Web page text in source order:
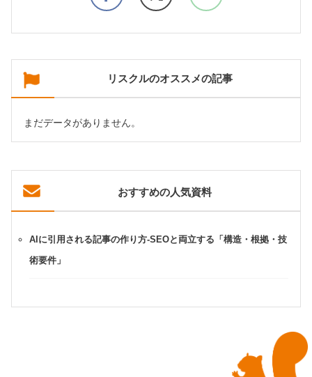
リスクルのオススメの記事
まだデータがありません。
おすすめの人気資料
AIに引用される記事の作り方-SEOと両立する「構造・根拠・技
術要件」